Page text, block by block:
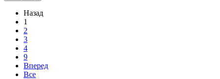
Назад
1
2
3
4
9
Вперед
Все